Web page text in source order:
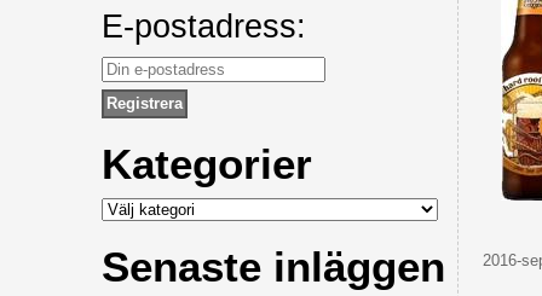
E-postadress:
Kategorier
Kategorier
Senaste inläggen 2016-